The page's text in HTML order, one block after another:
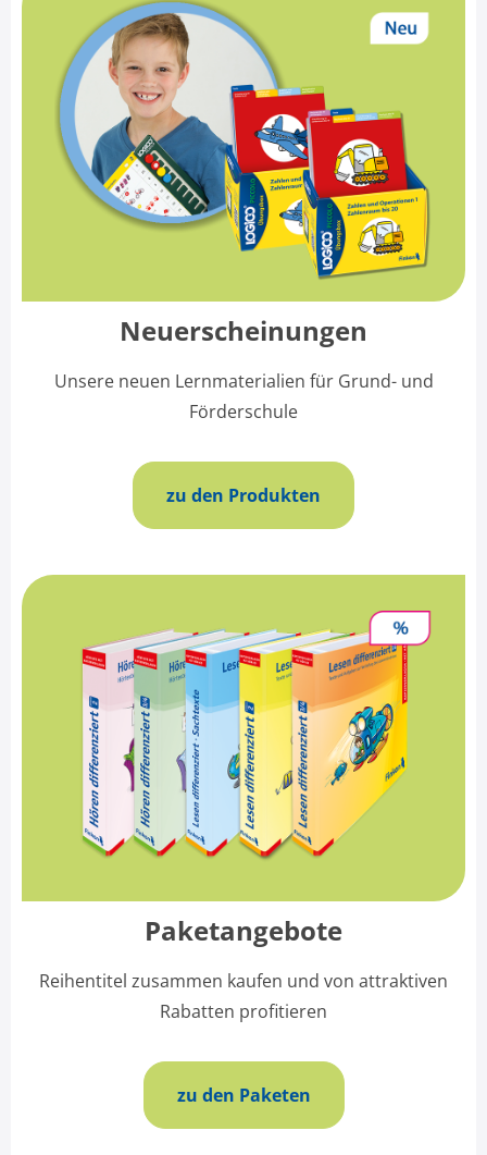
Neuerscheinungen
Unsere neuen Lernmaterialien für Grund- und
Förderschule
zu den Produkten
Paketangebote
Reihentitel zusammen kaufen und von attraktiven
Rabatten profitieren
zu den Paketen